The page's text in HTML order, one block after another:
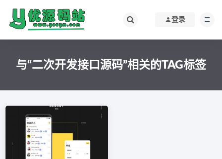
登录
与“二次开发接口源码”相关的TAG标签